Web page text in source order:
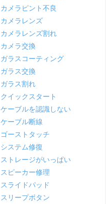
カメラピント不良
カメラレンズ
カメラレンズ割れ
カメラ交換
ガラスコーティング
ガラス交換
ガラス割れ
クイックスタート
ケーブルを認識しない
ケーブル断線
ゴーストタッチ
システム修復
ストレージがいっぱい
スピーカー修理
スライドパッド
スリープボタン